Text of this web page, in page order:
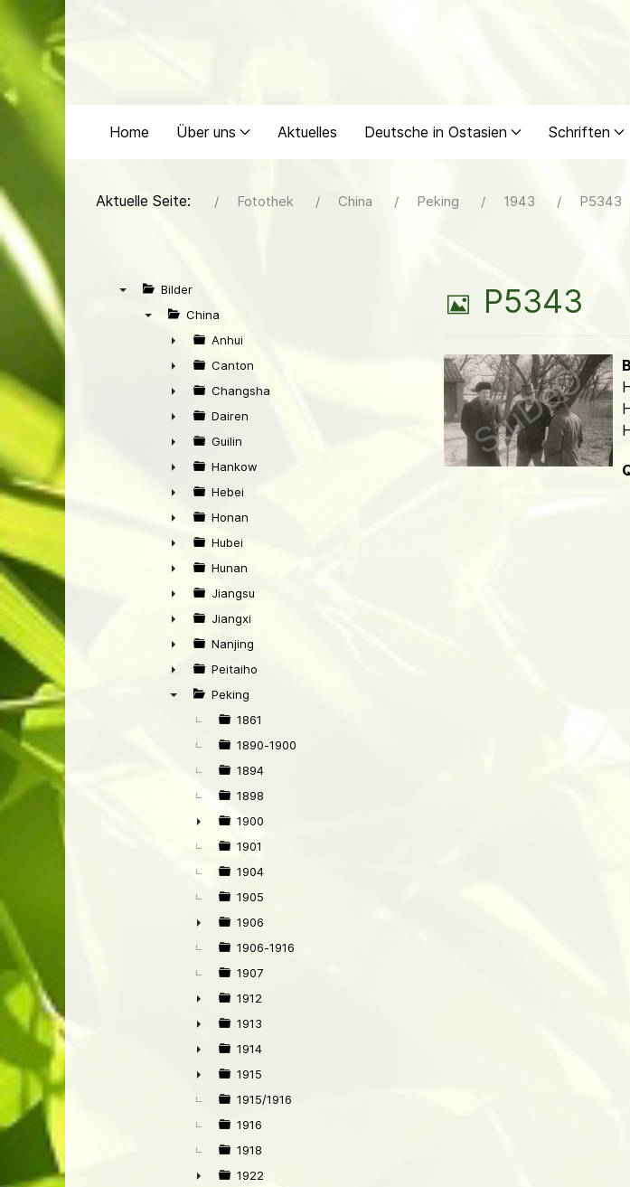
Home Über uns Aktuelles Deutsche in Ostasien Schriften
Aktuelle Seite: Fotothek China Peking 1943 P5343
Bilder
China
►
Anhui
►
Canton
►
Changsha
►
Dairen
►
Guilin
►
Hankow
►
Hebei
►
Honan
►
Hubei
►
Hunan
►
Jiangsu
►
Jiangxi
►
Nanjing
►
Peitaiho
Peking
1861
1890-1900
1894
1898
►
1900
1901
1904
1905
►
1906
1906-1916
1907
►
1912
►
1913
►
1914
►
1915
1915/1916
1916
1918
1922
B
l
d
P5343